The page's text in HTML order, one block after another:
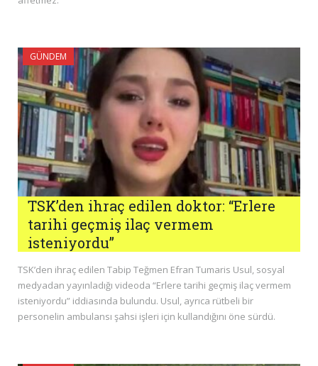
GÜNDEM
TSK’den ihraç edilen doktor: “Erlere
tarihi geçmiş ilaç vermem
isteniyordu”
TSK’den ihraç edilen Tabip Teğmen Efran Tumaris Usul, sosyal
medyadan yayınladığı videoda “Erlere tarihi geçmiş ilaç vermem
isteniyordu” iddiasında bulundu. Usul, ayrıca rütbeli bir
personelin ambulansı şahsi işleri için kullandığını öne sürdü.